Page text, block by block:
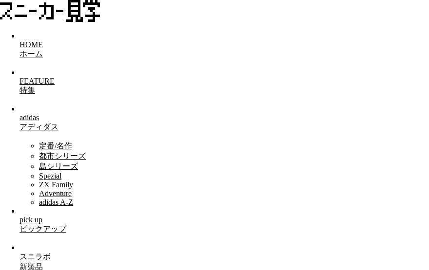
HOME
ホーム
FEATURE
特集
adidas
アディダス
定番/名作
都市シリーズ
島シリーズ
Spezial
ZX Family
Adventure
adidas A-Z
pick up
ピックアップ
スニラボ
新製品